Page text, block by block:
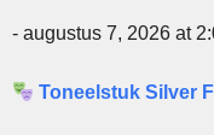
- augustus 7, 2026 at
Toneelstuk Silver